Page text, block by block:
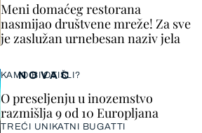
Meni domaćeg restorana
nasmijao društvene mreže! Za sve
je zaslužan urnebesan naziv jela
NOVAC
KAMO BI OTIŠLI?
O preseljenju u inozemstvo
razmišlja 9 od 10 Europljana
TREĆI UNIKATNI BUGATTI